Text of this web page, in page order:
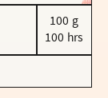
100 g
100 hrs